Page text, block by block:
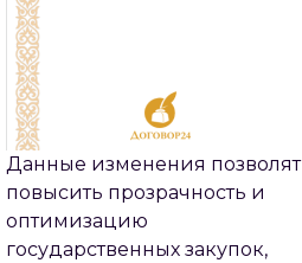
Данные изменения позволят
повысить прозрачность и
оптимизацию
государственных закупок,